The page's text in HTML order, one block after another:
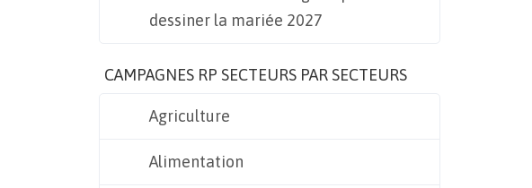
dessiner la mariée 2027
CAMPAGNES RP SECTEURS PAR SECTEURS
Agriculture
Alimentation